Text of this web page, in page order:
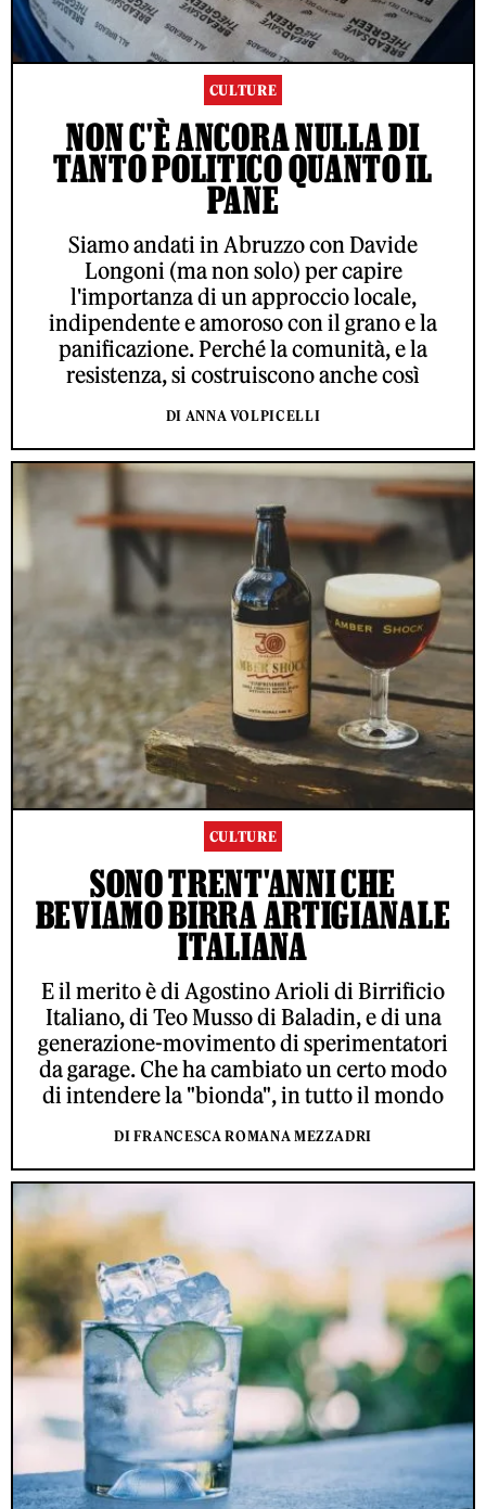
CULTURE
NON C'È ANCORA NULLA DI
TANTO POLITICO QUANTO IL
PANE
Siamo andati in Abruzzo con Davide
Longoni (ma non solo) per capire
l'importanza di un approccio locale,
indipendente e amoroso con il grano e la
panificazione. Perché la comunità, e la
resistenza, si costruiscono anche così
DI ANNA VOLPICELLI
CULTURE
SONO TRENT'ANNI CHE
BEVIAMO BIRRA ARTIGIANALE
ITALIANA
E il merito è di Agostino Arioli di Birrificio
Italiano, di Teo Musso di Baladin, e di una
generazione-movimento di sperimentatori
da garage. Che ha cambiato un certo modo
di intendere la "bionda", in tutto il mondo
DI FRANCESCA ROMANA MEZZADRI